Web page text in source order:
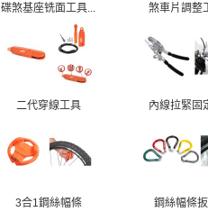
碟煞基座铣面工具... 煞車片調整
二代穿線工具 內線拉緊固
3合1鋼絲幅條 鋼絲幅條